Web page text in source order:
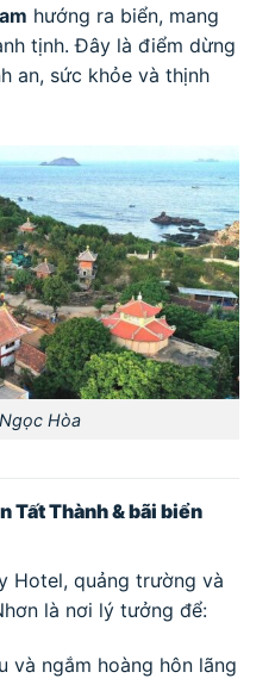
hướng ra biển, mang
tịnh. Đây là điểm dừng
an, sức khỏe và thịnh
Hòa
Tất Thành & bãi biển
Hotel, quảng trường và
là nơi lý tưởng để:
và ngắm hoàng hôn lãng